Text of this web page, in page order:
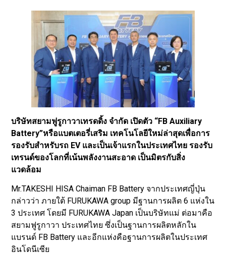
บริษัทสยามฟูรูกาวาเทรดดิ้ง จํากัด เปิดตัว “FB Auxiliary
Battery”หรือแบตเตอรี่เสริม เทคโนโลยีใหม่ล่าสุดเพื่อการ
รองรับสำหรับรถ EV และเป็นเจ้าแรกในประเทศไทย รองรับ
เทรนด์ของโลกที่เน้นพลังงานสะอาด เป็นมิตรกับสิ่ง
แวดล้อม
Mr.TAKESHI HISA Chaiman FB Battery จากประเทศญี่ปุ่น
กล่าวว่า ภายใต้ FURUKAWA group มีฐานการผลิต 6 แห่งใน
3 ประเทศ โดยมี FURUKAWA Japan เป็นบริษัทแม่ ต่อมาคือ
สยามฟูรูกาวา ประเทศไทย ซึ่งเป็นฐานการผลิตหลักใน
แบรนด์ FB Battery และอีกแห่งคือฐานการผลิตในประเทศ
อินโดนีเซีย